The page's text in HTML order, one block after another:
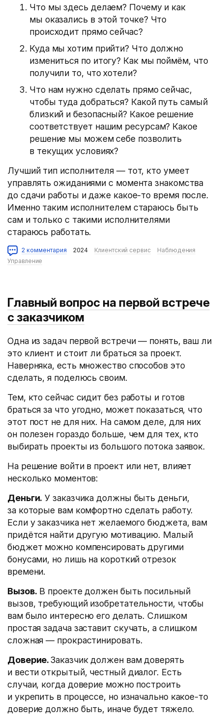
Что мы здесь делаем? Почему и как
мы оказались в этой точке? Что
происходит прямо сейчас?
Куда мы хотим прийти? Что должно
измениться по итогу? Как мы поймём, что
получили то, что хотели?
Что нам нужно сделать прямо сейчас,
чтобы туда добраться? Какой путь самый
близкий и безопасный? Какое решение
соответствует нашим ресурсам? Какое
решение мы можем себе позволить
в текущих условиях?
Лучший тип исполнителя — тот, кто умеет
управлять ожиданиями с момента знакомства
до сдачи работы и даже какое-то время после.
Именно таким исполнителем стараюсь быть
сам и только с такими исполнителями
стараюсь работать.
2 комментария 2024 Клиентский сервис
Наблюдения
Управление
Главный вопрос на первой встрече
с заказчиком
Одна из задач первой встречи — понять, ваш ли
это клиент и стоит ли браться за проект.
Наверняка, есть множество способов это
сделать, я поделюсь своим.
Тем, кто сейчас сидит без работы и готов
браться за что угодно, может показаться, что
этот пост не для них. На самом деле, для них
он полезен гораздо больше, чем для тех, кто
выбирать проекты из большого потока заявок.
На решение войти в проект или нет, влияет
несколько моментов:
Деньги. У заказчика должны быть деньги,
за которые вам комфортно сделать работу.
Если у заказчика нет желаемого бюджета, вам
придётся найти другую мотивацию. Малый
бюджет можно компенсировать другими
бонусами, но лишь на короткий отрезок
времени.
Вызов. В проекте должен быть посильный
вызов, требующий изобретательности, чтобы
вам было интересно его делать. Слишком
простая задача заставит скучать, а слишком
сложная — прокрастинировать.
Доверие.Заказчик должен вам доверять
и вести открытый, честный диалог. Есть
случаи, когда доверие можно построить
и укрепить в процессе, но изначально какое-то
доверие должно быть, иначе будет тяжело.